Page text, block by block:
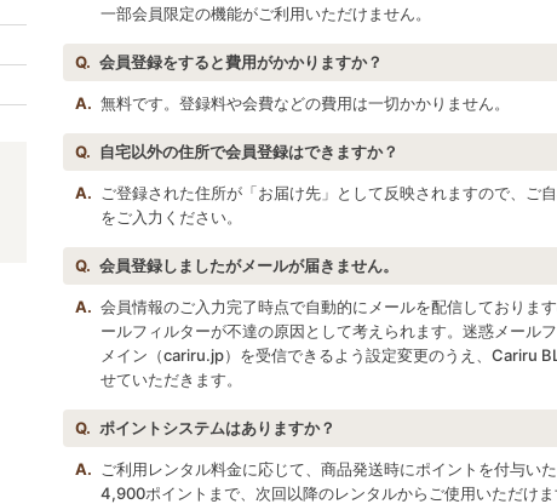
一部会員限定の機能がご利用いただけません。
Q. 会員登録をすると費用がかかりますか？
A. 無料です。登録料や会費などの費用は一切かかりません。
Q. 自宅以外の住所で会員登録はできますか？
A.
ご登録された住所が「お届け先」として反映されますので、ご
をご入力ください。
Q. 会員登録しましたがメールが届きません。
A. 会員情報のご入力完了時点で自動的にメールを配信しておりま
ールフィルターが不達の原因として考えられます。迷惑メール
メイン（cariru.jp）を受信できるよう設定変更のうえ、Cariru
せていただきます。
Q. ポイントシステムはありますか？
A.
ご利用レンタル料金に応じて、商品発送時にポイントを付与い
4,900ポイントまで、次回以降のレンタルからご使用いただけ